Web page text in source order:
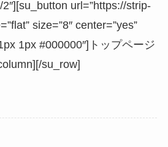
url=”https://strip-
size=”8″ center=”yes”
1px #000000″]トップページ
su_row]